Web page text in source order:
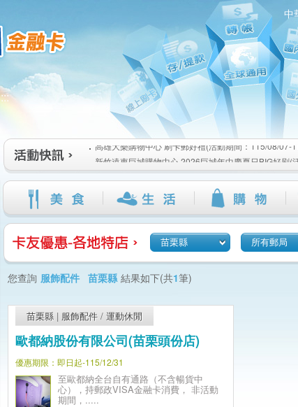
中
:::
高雄大樂購物中心 刷卡郵好禮(活動期間：115/08/07-
新竹遠東巨城購物中心 2026巨城年中慶夏日BIG好刷
115/08/26)
臺北三創生活 有點東西第2波 刷卡郵好禮(活動期間：
高雄大樂購物中心 刷卡郵好禮(活動期間：115/08/07-
新竹遠東巨城購物中心 2026巨城年中慶夏日BIG好刷(
115/08/26)
臺北三創生活 有點東西第2波 刷卡郵好禮(活動期間：
苗栗縣 所有郵局
您查詢 服飾配件 苗栗縣 結果如下(共1筆)
苗栗縣 | 服飾配件 / 運動休閒
歐都納股份有限公司(苗栗頭份店)
優惠期限：即日起-115/12/31
至歐都納全台自有通路（不含暢貨中
心），持郵政VISA金融卡消費， 非活動
期間，.....